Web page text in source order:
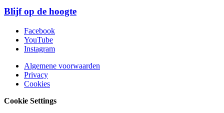
Blijf op de hoogte
Facebook
YouTube
Instagram
Algemene voorwaarden
Privacy
Cookies
Cookie Settings